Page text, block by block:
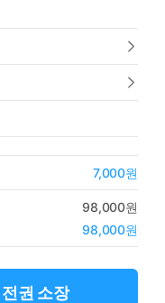
7,000원
98,000원
98,000원
전권 소장